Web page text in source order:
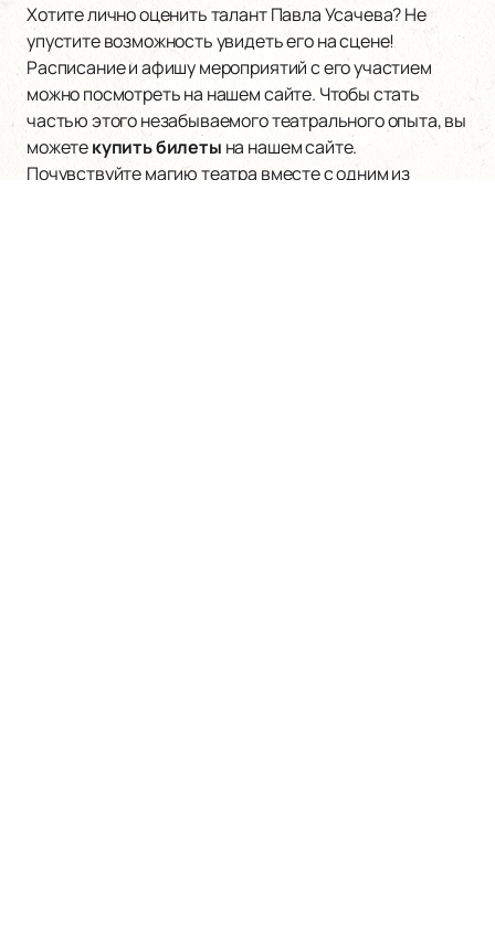
Хотите лично оценить талант Павла Усачева? Не
упустите возможность увидеть его на сцене!
Расписание и афишу мероприятий с его участием
можно посмотреть на нашем сайте. Чтобы стать
частью этого незабываемого театрального опыта, вы
можетекупить билеты на нашем сайте.
Почувствуйте магию театра вместе с одним из